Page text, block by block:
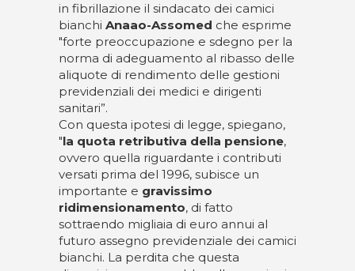
in fibrillazione il sindacato dei camici
bianchi Anaao-Assomed che esprime
"forte preoccupazione e sdegno per la
norma di adeguamento al ribasso delle
aliquote di rendimento delle gestioni
previdenziali dei medici e dirigenti
sanitari”.
Con questa ipotesi di legge, spiegano,
"la quota retributiva della pensione,
ovvero quella riguardante i contributi
versati prima del 1996, subisce un
importante e gravissimo
ridimensionamento, di fatto
sottraendo migliaia di euro annui al
futuro assegno previdenziale dei camici
bianchi. La perdita che questa